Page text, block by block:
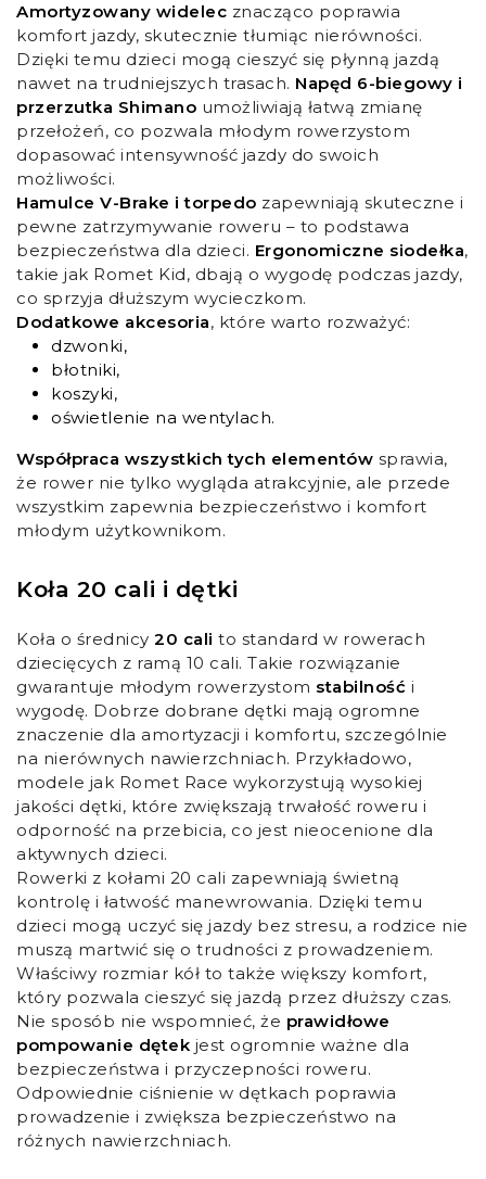
Amortyzowany widelec znacząco poprawia
komfort jazdy, skutecznie tłumiąc nierówności.
Dzięki temu dzieci mogą cieszyć się płynną jazdą
nawet na trudniejszych trasach. Napęd 6-biegowy i
przerzutka Shimano umożliwiają łatwą zmianę
przełożeń, co pozwala młodym rowerzystom
dopasować intensywność jazdy do swoich
możliwości.
Hamulce V-Brake i torpedo zapewniają skuteczne i
pewne zatrzymywanie roweru – to podstawa
bezpieczeństwa dla dzieci. Ergonomiczne siodełka,
takie jak Romet Kid, dbają o wygodę podczas jazdy,
co sprzyja dłuższym wycieczkom.
Dodatkowe akcesoria, które warto rozważyć:
dzwonki,
błotniki,
koszyki,
oświetlenie na wentylach.
Współpraca wszystkich tych elementów sprawia,
że rower nie tylko wygląda atrakcyjnie, ale przede
wszystkim zapewnia bezpieczeństwo i komfort
młodym użytkownikom.
Koła 20 cali i dętki
Koła o średnicy 20 cali to standard w rowerach
dziecięcych z ramą 10 cali. Takie rozwiązanie
gwarantuje młodym rowerzystom stabilność i
wygodę. Dobrze dobrane dętki mają ogromne
znaczenie dla amortyzacji i komfortu, szczególnie
na nierównych nawierzchniach. Przykładowo,
modele jak Romet Race wykorzystują wysokiej
jakości dętki, które zwiększają trwałość roweru i
odporność na przebicia, co jest nieocenione dla
aktywnych dzieci.
Rowerki z kołami 20 cali zapewniają świetną
kontrolę i łatwość manewrowania. Dzięki temu
dzieci mogą uczyć się jazdy bez stresu, a rodzice nie
muszą martwić się o trudności z prowadzeniem.
Właściwy rozmiar kół to także większy komfort,
który pozwala cieszyć się jazdą przez dłuższy czas.
Nie sposób nie wspomnieć, że prawidłowe
pompowanie dętek jest ogromnie ważne dla
bezpieczeństwa i przyczepności roweru.
Odpowiednie ciśnienie w dętkach poprawia
prowadzenie i zwiększa bezpieczeństwo na
różnych nawierzchniach.